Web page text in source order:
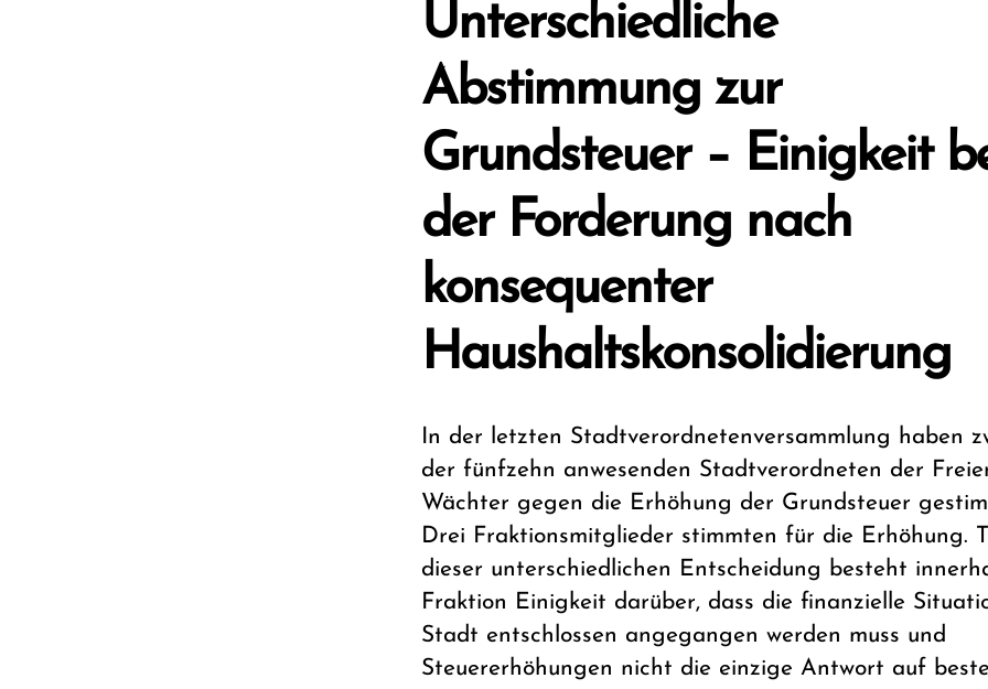
Unterschiedliche
Abstimmung zur
Grundsteuer – Einigkeit
der Forderung nach
konsequenter
Haushaltskonsolidierung
In der letzten Stadtverordnetenversammlung haben
der fünfzehn anwesenden Stadtverordneten der
Wächter gegen die Erhöhung der Grundsteuer
Drei Fraktionsmitglieder stimmten für die Erhöhung.
dieser unterschiedlichen Entscheidung besteht
Fraktion Einigkeit darüber, dass die finanzielle
Stadt entschlossen angegangen werden muss und
Steuererhöhungen nicht die einzige Antwort auf